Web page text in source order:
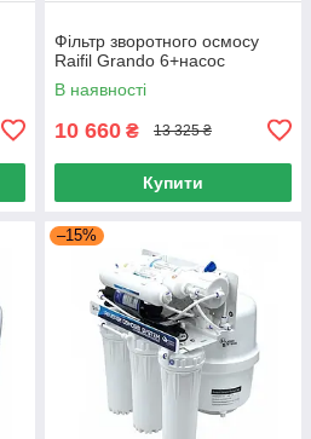
Фільтр зворотного осмосу
Raifil Grando 6+насос
В наявності
10 660 ₴ 13 325 ₴
Купити
–15%